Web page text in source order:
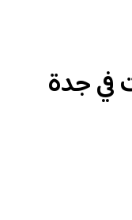
جدة